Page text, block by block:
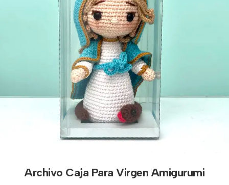
Archivo Caja Para Virgen Amigurumi